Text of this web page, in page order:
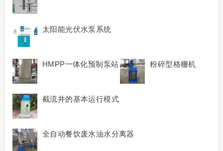
太阳能光伏水泵系统
HMPP一体化预制泵站 粉碎型格栅机
截流井的基本运行模式
全自动餐饮废水油水分离器